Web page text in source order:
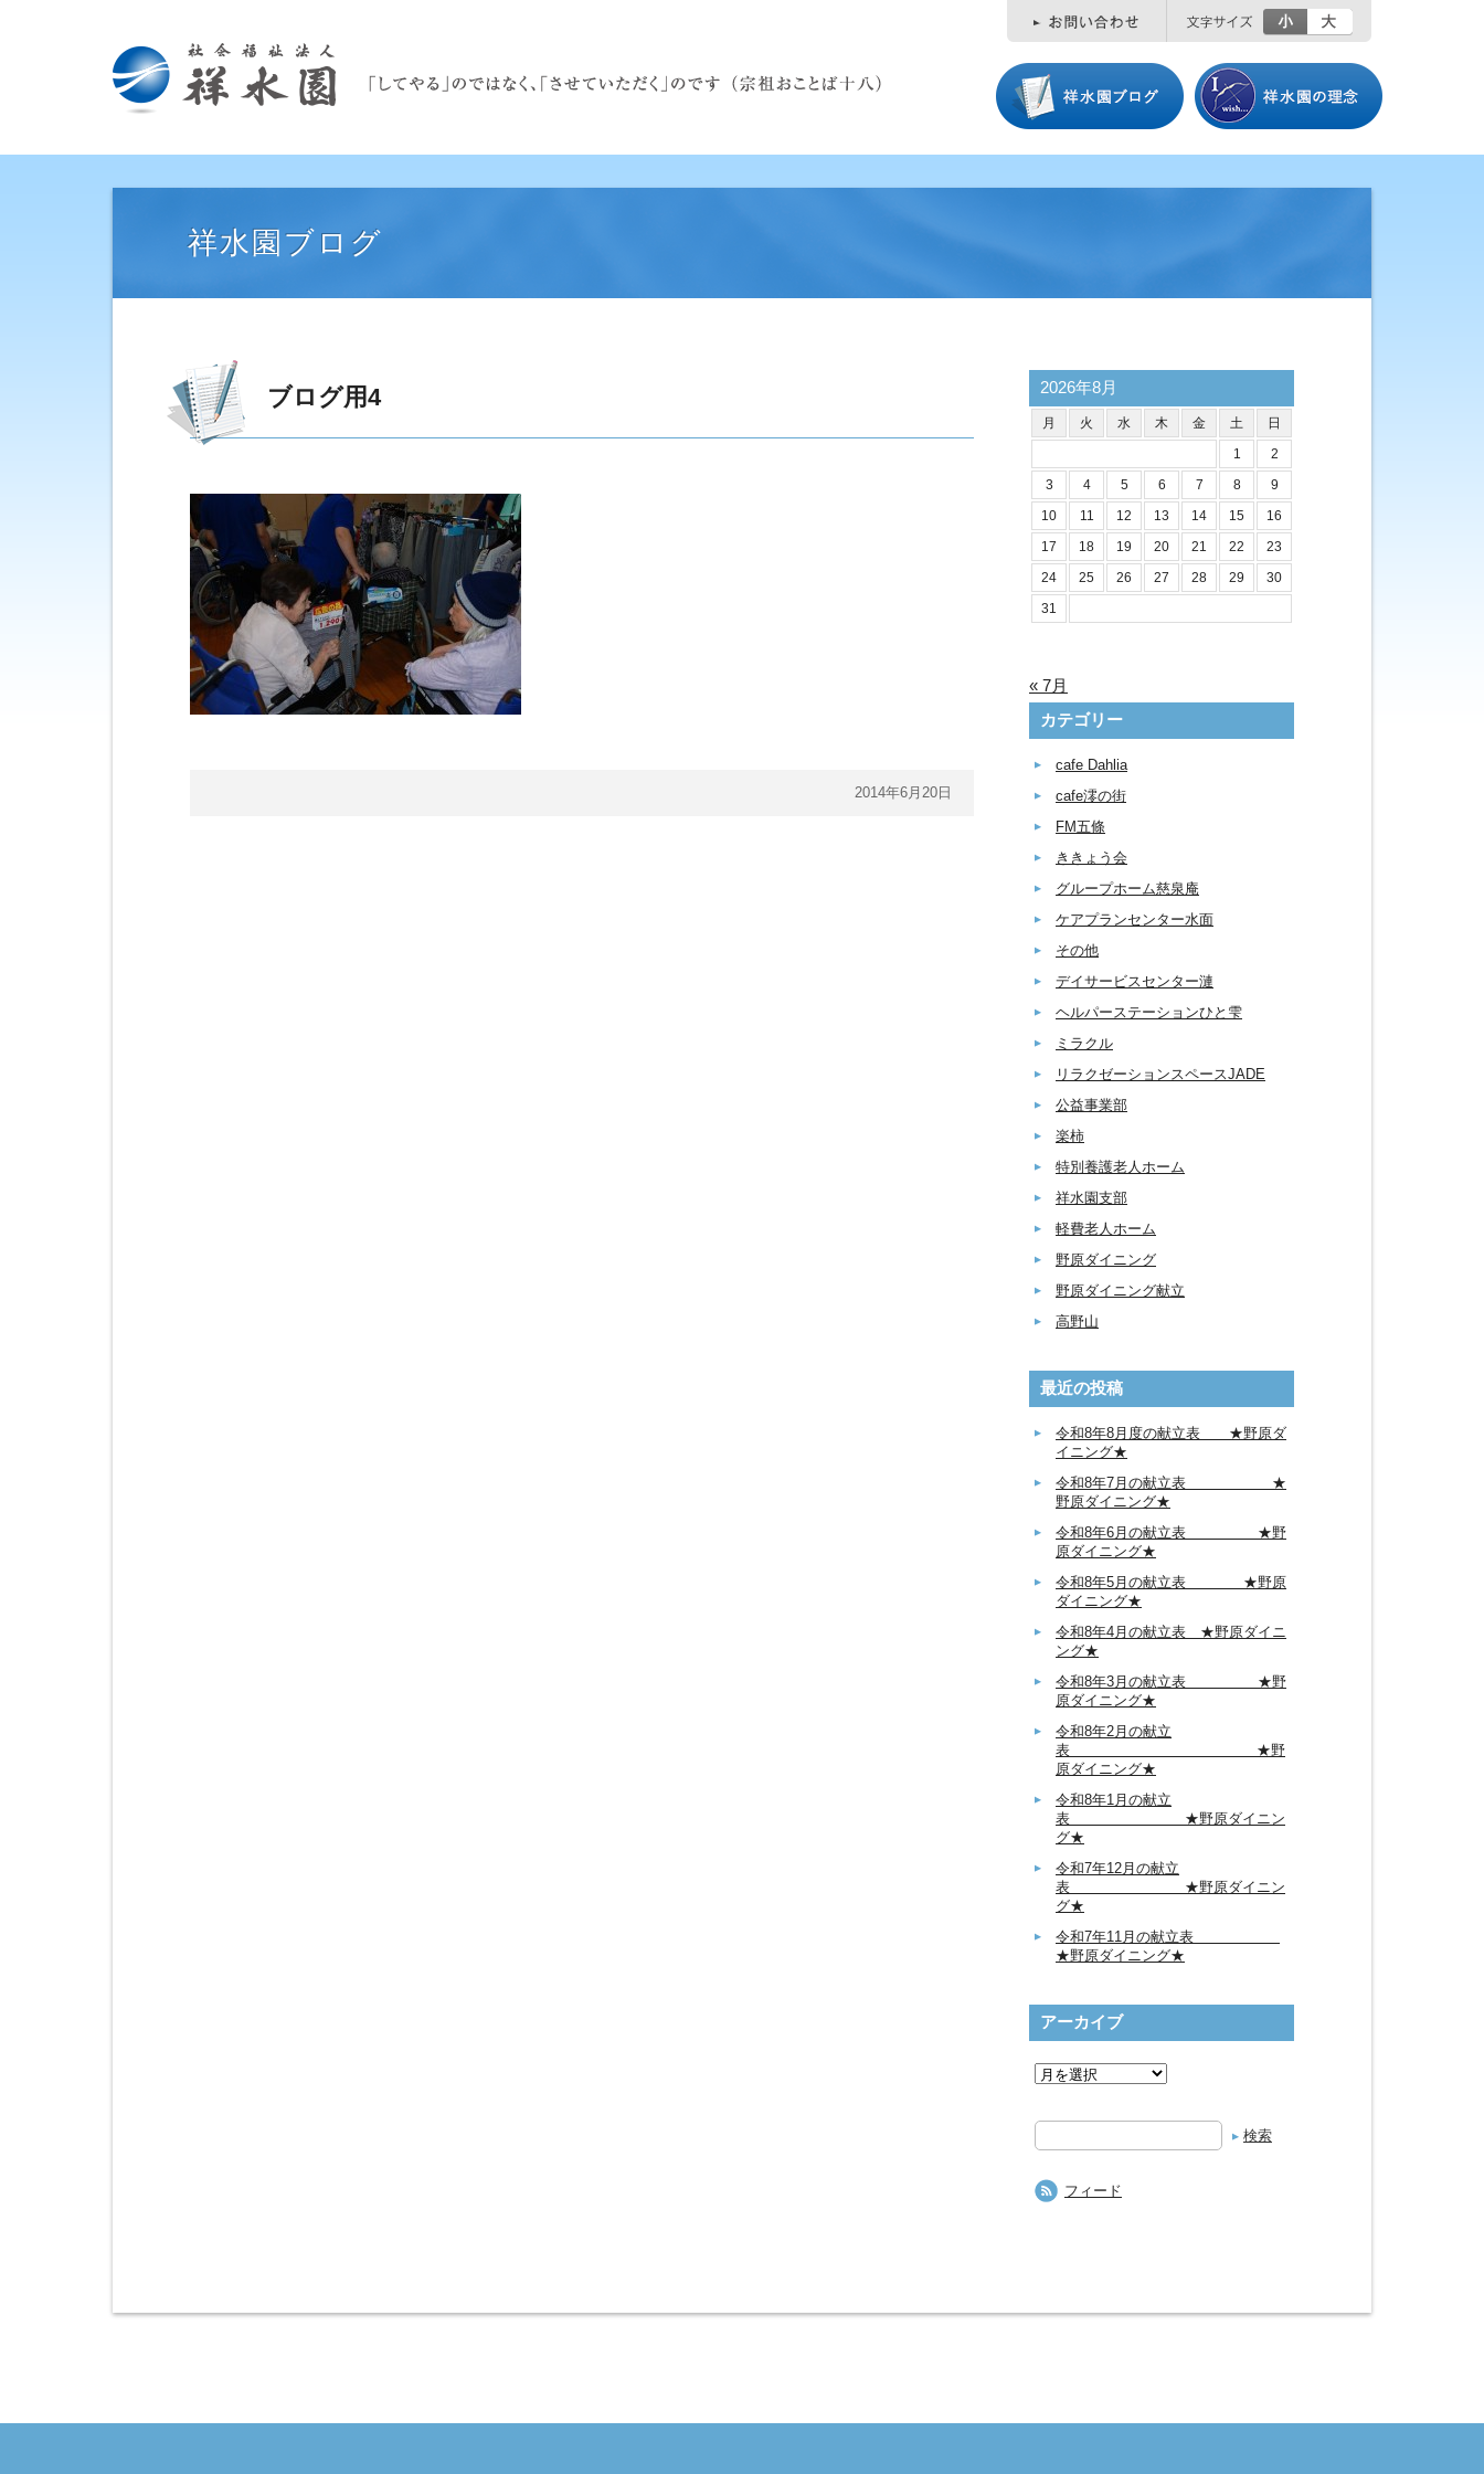
小
祥水園ブログ
ブログ用4
2014年6月20日
2026年8月
月 火 水 木 金 土
日
1
2
3
4 5 6 7 8
9
10
11 12 13 14 15
16
17
18 19 20 21 22
23
24
25 26 27 28 29
30
31
« 7月
カテゴリー
cafe Dahlia
cafe澪の街
FM五條
ききょう会
グループホーム慈泉庵
ケアプランセンター水面
その他
デイサービスセンター漣
ヘルパーステーションひと雫
ミラクル
リラクゼーションスペースJADE
公益事業部
楽柿
特別養護老人ホーム
祥水園支部
軽費老人ホーム
野原ダイニング
野原ダイニング献立
高野山
最近の投稿
令和8年8月度の献立表 ★野原ダ
イニング★
令和8年7月の献立表 ★
野原ダイニング★
令和8年6月の献立表 ★野
原ダイニング★
令和8年5月の献立表 ★野原
ダイニング★
令和8年4月の献立表 ★野原ダイニ
ング★
令和8年3月の献立表 ★野
原ダイニング★
令和8年2月の献立
表 ★野
原ダイニング★
令和8年1月の献立
表 ★野原ダイニン
グ★
令和7年12月の献立
表 ★野原ダイニン
グ★
令和7年11月の献立表
★野原ダイニング★
アーカイブ
索
フィード